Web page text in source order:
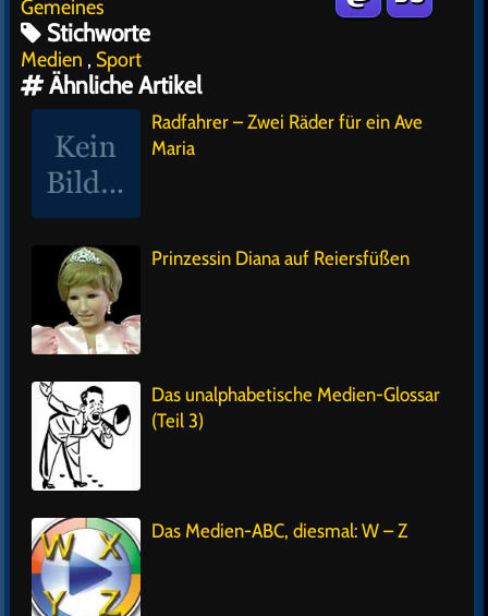
Gemeines
Stichworte
Medien , Sport
Ähnliche Artikel
Radfahrer – Zwei Räder für ein Ave
Maria
Prinzessin Diana auf Reiersfüßen
Das unalphabetische Medien-Glossar
(Teil 3)
Das Medien-ABC, diesmal: W – Z